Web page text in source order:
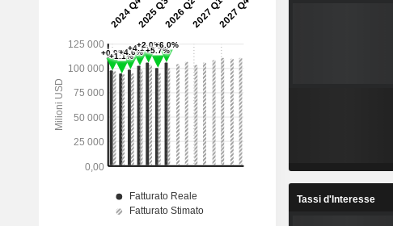
Tassi d'Interesse